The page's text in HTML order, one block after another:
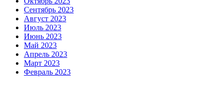
Сентябрь 2023
Август 2023
Июль 2023
Июнь 2023
Май 2023
Апрель 2023
Март 2023
Февраль 2023